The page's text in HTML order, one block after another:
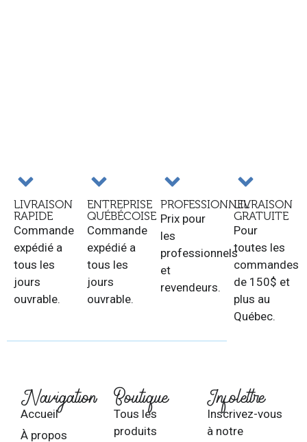
LIVRAISON
RAPIDE
Commande
expédié a
tous les
jours
ouvrable.
ENTREPRISE
QUÉBÉCOISE
Commande
expédié a
tous les
jours
ouvrable.
PROFESSIONNEL
Prix pour
les
professionnels
et
revendeurs.
LIVRAISON
GRATUITE
Pour
toutes les
commandes
de 150$ et
plus au
Québec.
Navigation
Accueil
À propos
Boutique
Tous les
produits
Infolettre
Inscrivez-vous
à notre